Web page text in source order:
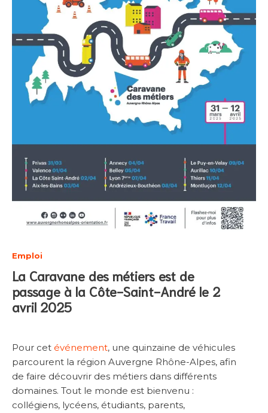
Emploi
La Caravane des métiers est de
passage à la Côte-Saint-André le 2
avril 2025
Pour cet événement, une quinzaine de véhicules
parcourent la région Auvergne Rhône-Alpes, afin
de faire découvrir des métiers dans différents
domaines. Tout le monde est bienvenu :
collégiens, lycéens, étudiants, parents,